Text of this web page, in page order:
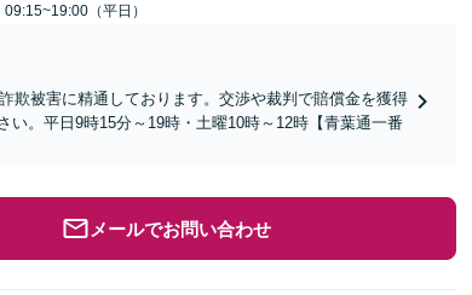
（平日）
欺被害に精通しております。交渉や裁判で賠償金を獲得
。平日9時15分～19時・土曜10時～12時【青葉通一番
メールでお問い合わせ